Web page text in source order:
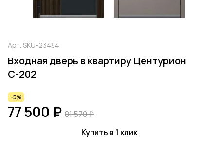
Арт. SKU-23484
Входная дверь в квартиру Центурион
С-202
-5%
77 500 ₽ 81 570 ₽
Купить в 1 клик